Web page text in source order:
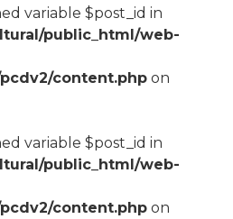
variable $post_id in
public_html/web-
content.phpon
variable $post_id in
public_html/web-
content.phpon